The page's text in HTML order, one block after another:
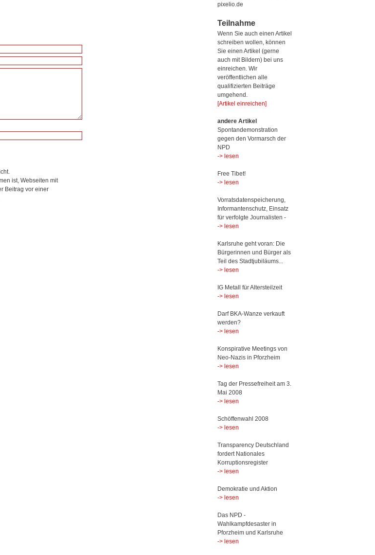
ist, Webseiten mit
Beitrag vor einer
pixelio.de
Teilnahme
Wenn Sie auch einen Artikel
schreiben wollen, können
Sie einen Artikel (gerne
auch mit Bildern) bei uns
einreichen. Wir
veröffentlichen alle
qualifizierten Beiträge
umgehend.
[Artikel einreichen]
andere Artikel
Spontandemonstration
gegen den Vormarsch der
NPD
-> lesen
Free Tibet!
-> lesen
Vorratsdatenspeicherung,
Informantenschutz, Einsatz
für verfolgte Journalisten -
-> lesen
Karlsruhe geht voran: Die
Bürgerinnen und Bürger als
Teil des Stadtjubiläums...
-> lesen
IG Metall für Altersteilzeit
-> lesen
Darf BKA-Wanze verkauft
werden?
-> lesen
Konspirative Meetings von
Neo-Nazis in Pforzheim
-> lesen
Tag der Pressefreiheit am 3.
Mai 2008
-> lesen
Schöffenwahl 2008
-> lesen
Transparency Deutschland
fordert Nationales
Korruptionsregister
-> lesen
Demokratie und Aktion
-> lesen
Das NPD -
Wahlkampfdesaster in
Pforzheim und Karlsruhe
-> lesen